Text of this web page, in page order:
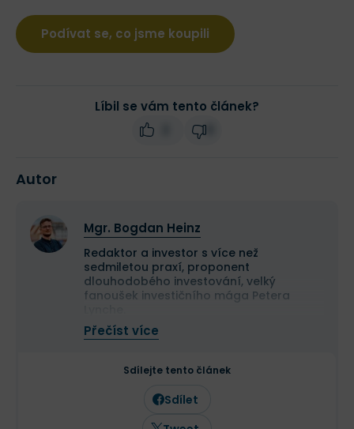
Podívat se, co jsme koupili
Líbil se vám tento článek?
Autor
Mgr. Bogdan Heinz
Redaktor a investor s více než
sedmiletou praxí, proponent
dlouhodobého investování, velký
fanoušek investičního mága Petera
O svět investování se začal zajímat v
roce 2017, kdy si stejně jako spousta
oblasti Forexu. Tato osobní zkušenost jej
transformovala v dlouhodobého
investora a studenta strategií, na
kterých stojí investiční přístupy Warrena
Buffetta a Benjamina Grahama.
Přečíst více
Sdílejte tento článek
Sdílet